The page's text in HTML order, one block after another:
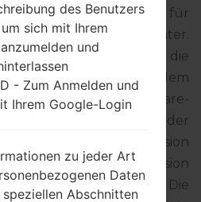
Firmware-Update für
20 Ultra 5G herunter.
nicht zu überprüfen, ob die
Smartphones dem
entspricht. Der Firmware-
Das Produkt wird mit der
und CSC-Version
MODEM-Version
geliefert. Die
des Benutzers
sich mit Ihrem
und
- Zum Anmelden und
Ihrem Google-Login
zu jeder Art
Daten
Abschnitten